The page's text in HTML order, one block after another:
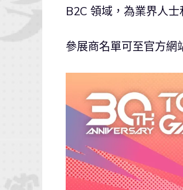
B2C 領域，為業界人
參展商名單可至官方網